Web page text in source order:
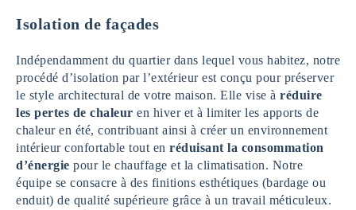
Isolation de façades
Indépendamment du quartier dans lequel vous habitez, notre
procédé d’isolation par l’extérieur est conçu pour préserver
le style architectural de votre maison. Elle vise à réduire
les pertes de chaleur en hiver et à limiter les apports de
chaleur en été, contribuant ainsi à créer un environnement
intérieur confortable tout en réduisant la consommation
d’énergie pour le chauffage et la climatisation. Notre
équipe se consacre à des finitions esthétiques (bardage ou
enduit) de qualité supérieure grâce à un travail méticuleux.